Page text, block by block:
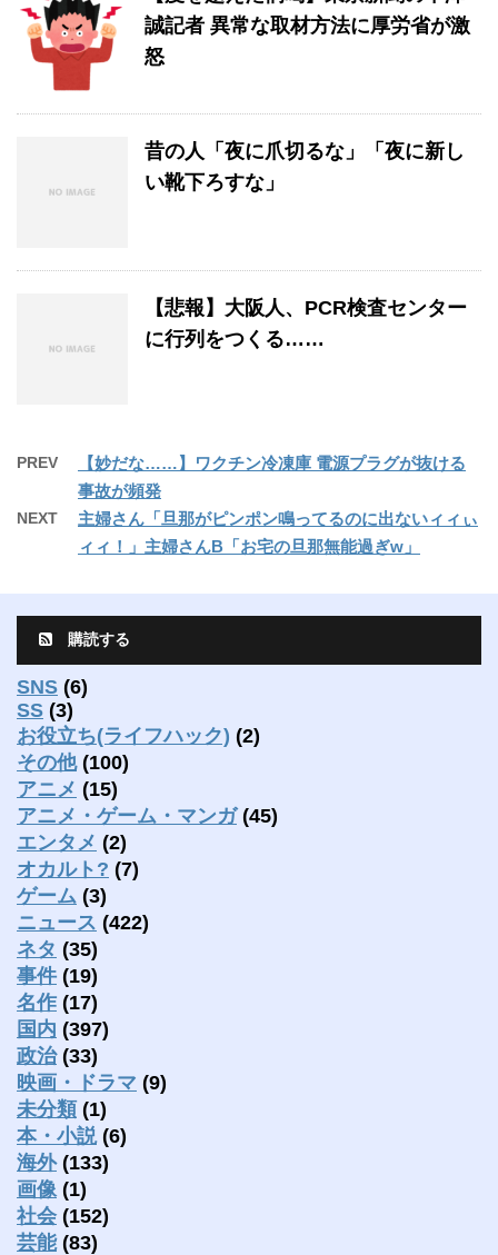
誠記者 異常な取材方法に厚労省が激
怒
昔の人「夜に爪切るな」「夜に新し
い靴下ろすな」
【悲報】大阪人、PCR検査センター
に行列をつくる……
PREV
【妙だな……】ワクチン冷凍庫 電源プラグが抜ける
事故が頻発
NEXT
主婦さん「旦那がピンポン鳴ってるのに出ないィィぃ
ィィ！」主婦さんB「お宅の旦那無能過ぎw」
購読する
SNS (6)
SS (3)
お役立ち(ライフハック) (2)
その他(100)
アニメ (15)
アニメ・ゲーム・マンガ(45)
エンタメ (2)
オカルト? (7)
ゲーム (3)
ニュース (422)
ネタ (35)
事件 (19)
名作 (17)
国内 (397)
政治(33)
映画・ドラマ (9)
未分類 (1)
本・小説(6)
海外(133)
画像(1)
社会(152)
芸能(83)